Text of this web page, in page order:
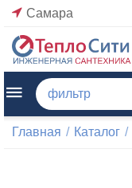
Самара
Главная / Каталог /